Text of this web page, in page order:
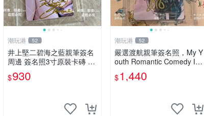
潮玩港 52
井上堅二碧海之藍親筆簽名
周邊 簽名照3寸原裝卡磚 親
筆、收藏、簽名照
$930
潮玩港 52
嚴選渡航親筆簽名照，My Y
outh Romantic Comedy Is
Wrong限量收藏版 青春戀愛
物語 原創 漫畫周邊
$1,440